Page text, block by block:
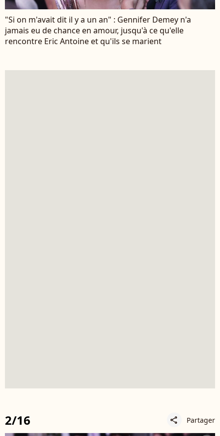
"Si on m'avait dit il y a un an" : Gennifer Demey n'a
jamais eu de chance en amour, jusqu'à ce qu'elle
rencontre Eric Antoine et qu'ils se marient
2/16 share Partager